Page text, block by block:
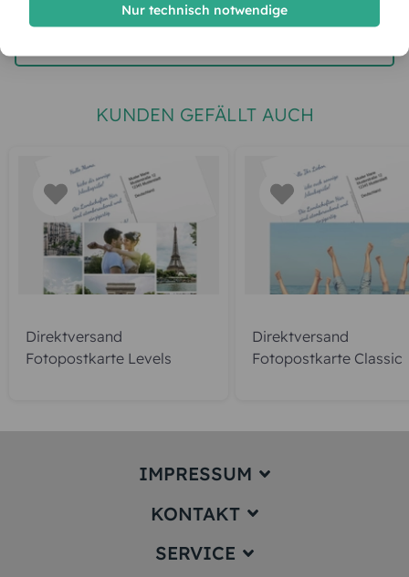
KUNDEN GEFÄLLT AUCH
Direktversand
Fotopostkarte Levels
Direktversand
Fotopostkarte Classic
IMPRESSUM
Impressum
KONTAKT
service@karten-paradies.de
SERVICE
Nur technisch notwendige